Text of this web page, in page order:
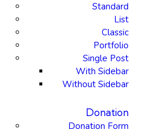
Standard
List
Classic
Portfolio
Single Post
With Sidebar
Without Sidebar
Donation
Donation Form